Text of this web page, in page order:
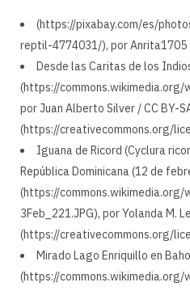
(https://pixabay.com/es/
reptil-4774031/), por Anrita1705
Desde las Caritas de los
(https://commons.wikimedia.org/
por Juan Alberto Silver / CC BY-
(https://creativecommons.org/
Iguana de Ricord (Cyclura
República Dominicana (12 de
(https://
3Feb_221.JPG), por Yolanda M.
(https://creativecommons.org/
Mirado Lago Enriquillo en
(https://commons.wikimedia.org/